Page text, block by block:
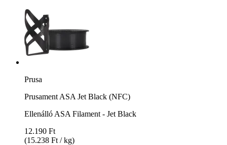
Prusa
Prusament ASA Jet Black (NFC)
Ellenálló ASA Filament - Jet Black
12.190 Ft
(15.238 Ft / kg)